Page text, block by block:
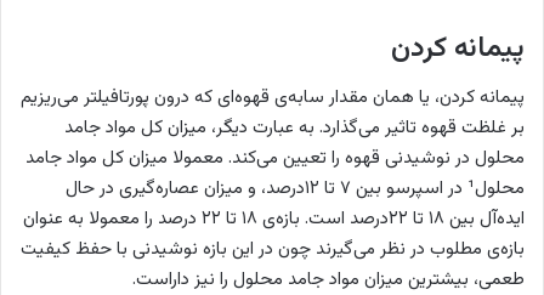
پیمانه کردن
پیمانه کردن، یا همان مقدار سابه‌ی قهوه‌ای که درون پورتافیلتر می‌ریزیم
بر غلظت قهوه تاثیر می‌گذارد. به عبارت دیگر، میزان کل مواد جامد
محلول در نوشیدنی قهوه را تعیین می‌کند. معمولا میزان کل مواد جامد
محلول¹ در اسپرسو بین ۷ تا ۱۲درصد، و میزان عصاره‌گیری در حال
ایده‌آل بین ۱۸ تا ۲۲درصد است. بازه‌ی ۱۸ تا ۲۲ درصد را معمولا به عنوان
بازه‌ی مطلوب در نظر می‌گیرند چون در این بازه نوشیدنی با حفظ کیفیت
طعمی، بیشترین میزان مواد جامد محلول را نیز داراست.